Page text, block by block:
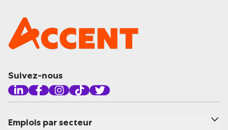
Suivez-nous
Emplois par secteur